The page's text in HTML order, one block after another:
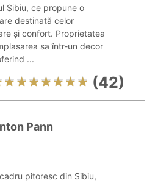
Sibiu, ce propune o
destinată celor
și confort. Proprietatea
sa într-un decor
...
(42)
Pann
pitoresc din Sibiu,